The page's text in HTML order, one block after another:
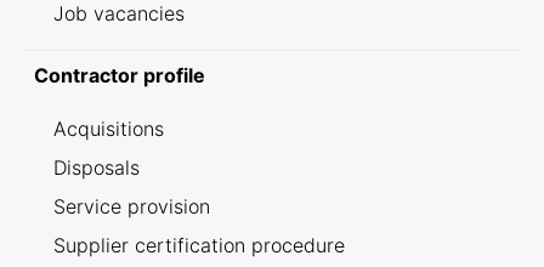
Job vacancies
Contractor profile
Acquisitions
Disposals
Service provision
Supplier certification procedure